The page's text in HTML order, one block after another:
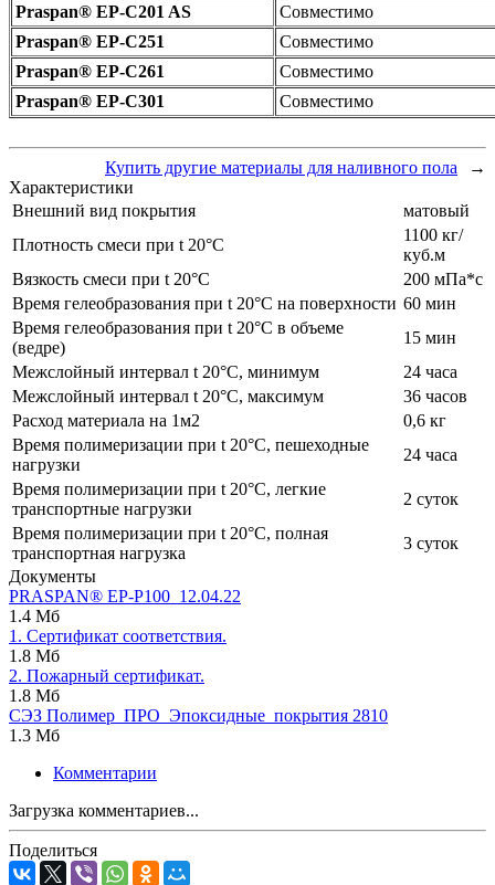
Praspan® EP-C201 AS
Cовместимо
Praspan® EP-C251
Cовместимо
Praspan® EP-C261
Cовместимо
Praspan® EP-C301
Cовместимо
Купить другие материалы для наливного пола
→
Характеристики
Внешний вид покрытия
матовый
Плотность смеси при t 20°C
1100 кг/
куб.м
Вязкость смеси при t 20°С
200 мПа*с
Время гелеобразования при t 20°C на поверхности 60 мин
Время гелеобразования при t 20°C в объеме
(ведре)
15 мин
Межслойный интервал t 20°С, минимум
24 часа
Межслойный интервал t 20°С, максимум
36 часов
Расход материала на 1м2
0,6 кг
Время полимеризации при t 20°C, пешеходные
нагрузки
24 часа
Время полимеризации при t 20°C, легкие
транспортные нагрузки
2 суток
Время полимеризации при t 20°C, полная
транспортная нагрузка
3 суток
Документы
PRASPAN® ЕP-P100_12.04.22
1.4 Мб
1. Сертификат соответствия.
1.8 Мб
2. Пожарный сертификат.
1.8 Мб
СЭЗ Полимер_ПРО_Эпоксидные_покрытия 2810
1.3 Мб
Комментарии
Загрузка комментариев...
Поделиться